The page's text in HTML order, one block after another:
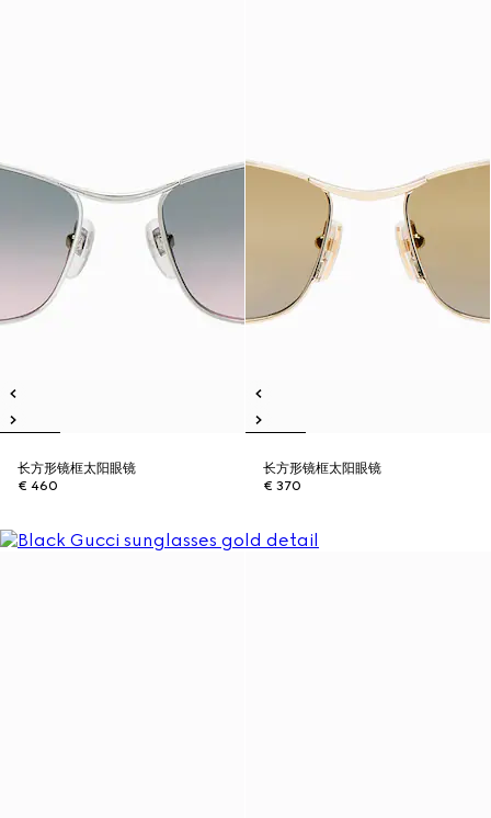
长方形镜框太阳眼镜
€ 460
长方形镜框太阳眼镜
€ 370